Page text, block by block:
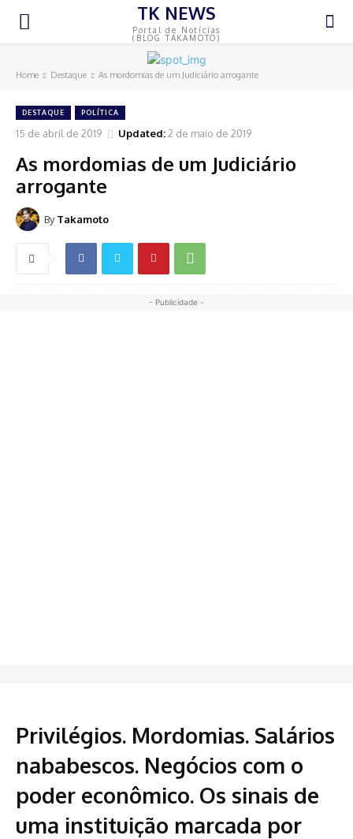
TK NEWS
Portal de Notícias
(BLOG TAKAMOTO)
Home Destaque As mordomias de um Judiciário arrogante
DESTAQUE POLÍTICA
15 de abril de 2019 Updated:2 de maio de 2019
As mordomias de um Judiciário
arrogante
By Takamoto
- Publicidade -
Privilégios. Mordomias. Salários
nababescos. Negócios com o
poder econômico. Os sinais de
uma instituição marcada por